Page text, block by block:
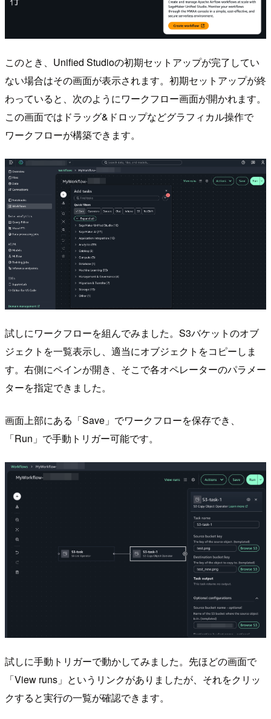
このとき、Unified Studioの初期セットアップが完了してい
ない場合はその画面が表示されます。初期セットアップが終
わっていると、次のようにワークフロー画面が開かれます。
この画面ではドラッグ&ドロップなどグラフィカル操作で
ワークフローが構築できます。
試しにワークフローを組んでみました。S3バケットのオブ
ジェクトを一覧表示し、適当にオブジェクトをコピーしま
す。右側にペインが開き、そこで各オペレーターのパラメー
ターを指定できました。
画面上部にある「Save」でワークフローを保存でき、
「Run」で手動トリガー可能です。
試しに手動トリガーで動かしてみました。先ほどの画面で
「View runs」というリンクがありましたが、それをクリッ
クすると実行の一覧が確認できます。